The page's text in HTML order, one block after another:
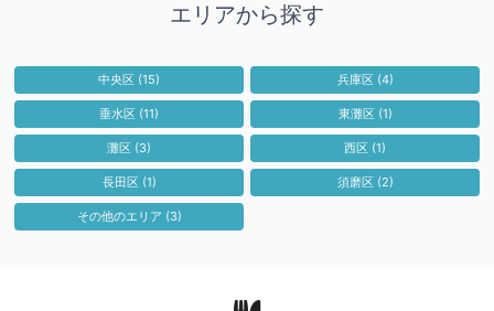
エリアから探す
中央区 (15) 兵庫区 (4)
垂水区 (11) 東灘区 (1)
灘区 (3) 西区 (1)
長田区 (1) 須磨区 (2)
その他のエリア (3)